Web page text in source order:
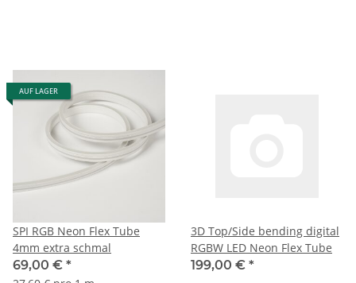
AUF LAGER
SPI RGB Neon Flex Tube
4mm extra schmal
69,00 € *
3D Top/Side bending digital
RGBW LED Neon Flex Tube
199,00 € *